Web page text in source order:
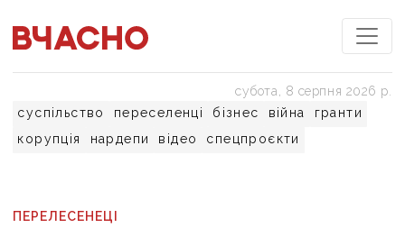
суспільство переселенці бізнес війна
гранти
корупція
нардепи відео спецпроєкти
субота, 8 серпня 2026 р.
ПЕРЕЛЕСЕНЕЦІ